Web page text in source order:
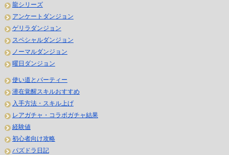
龍シリーズ
アンケートダンジョン
ゲリラダンジョン
スペシャルダンジョン
ノーマルダンジョン
曜日ダンジョン
使い道とパーティー
潜在覚醒スキルおすすめ
入手方法・スキル上げ
レアガチャ・コラボガチャ結果
経験値
初心者向け攻略
パズドラ日記